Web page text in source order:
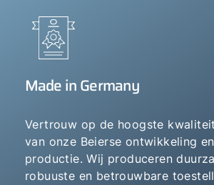
Made in Germany
Vertrouw op de hoogste kwaliteit
van onze Beierse ontwikkeling en
productie. Wij produceren
robuuste en betrouwbare